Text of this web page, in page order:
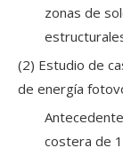
zonas de
(2) Estudio de
de energía
costera de